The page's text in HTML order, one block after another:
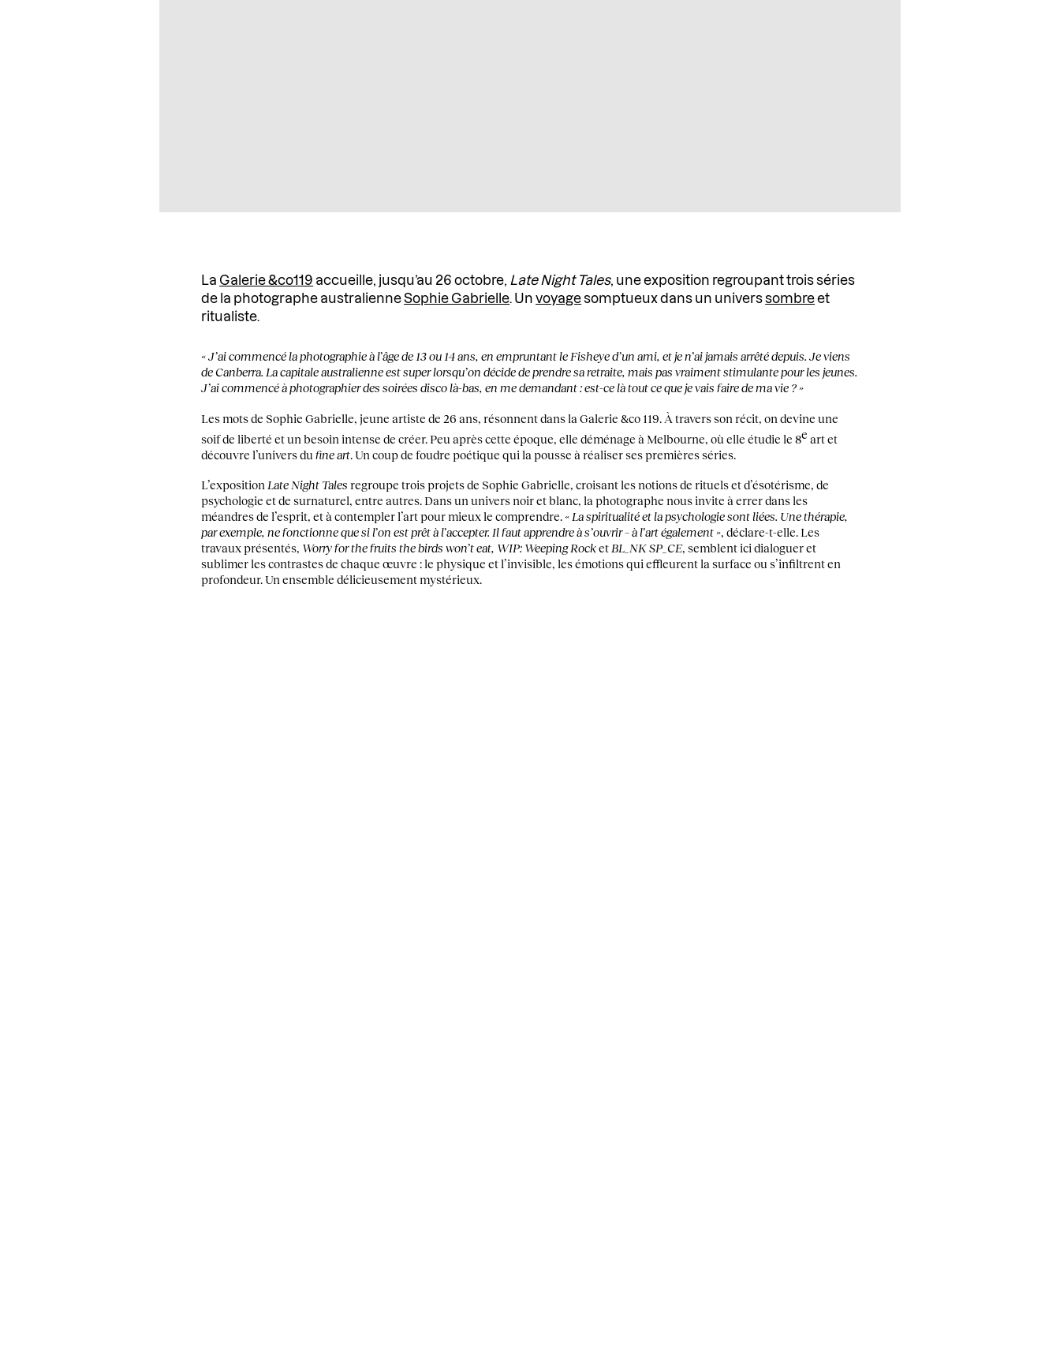
La Galerie &co119 accueille, jusqu’au 26 octobre, Late Night Tales, une exposition regroupant trois séries
de la photographe australienneSophie Gabrielle. Unvoyagesomptueux dans un universsombreet
ritualiste.
« J’ai commencé la photographie à l’âge de 13 ou 14 ans, en empruntant le Fisheye d’un ami, et je n’ai jamais arrêté depuis. Je viens
de Canberra. La capitale australienne est super lorsqu’on décide de prendre sa retraite, mais pas vraiment stimulante pour les jeunes.
J’ai commencé à photographier des soirées disco là-bas, en me demandant : est-ce là tout ce que je vais faire de ma vie ? »
Les mots de Sophie Gabrielle, jeune artiste de 26 ans, résonnent dans la Galerie &co 119. À travers son récit, on devine une
soif de liberté et un besoin intense de créer. Peu après cette époque, elle déménage à Melbourne, où elle étudie le 8e art et
découvre l’univers dufine art. Un coup de foudre poétique qui la pousse à réaliser ses premières séries.
L’exposition Late Night Tales regroupe trois projets de Sophie Gabrielle, croisant les notions de rituels et d’ésotérisme, de
psychologie et de surnaturel, entre autres. Dans un univers noir et blanc, la photographe nous invite à errer dans les
méandres de l’esprit, et à contempler l’art pour mieux le comprendre.« La spiritualité et la psychologie sont liées. Une thérapie,
par exemple, ne fonctionne que si l’on est prêt à l’accepter. Il faut apprendre à s’ouvrir – à l’art également », déclare-t-elle. Les
travaux présentés, Worry for the fruits the birds won’t eat, WIP: Weeping Rocket BL_NK SP_CE, semblent ici dialoguer et
sublimer les contrastes de chaque œuvre : le physique et l’invisible, les émotions qui effleurent la surface ou s’infiltrent en
profondeur. Un ensemble délicieusement mystérieux.